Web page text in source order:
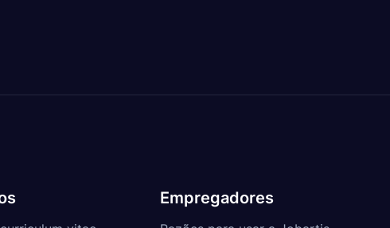
Empregadores